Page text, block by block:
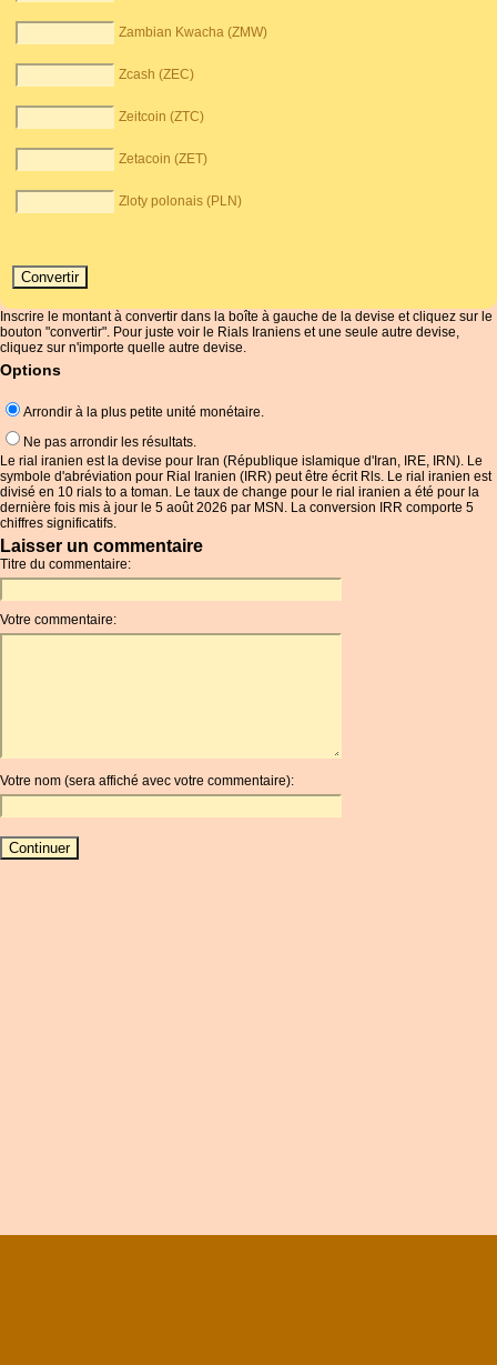
Zambian Kwacha (ZMW)
Zcash (ZEC)
Zeitcoin (ZTC)
Zetacoin (ZET)
Zloty polonais (PLN)
Inscrire le montant à convertir dans la boîte à gauche de la devise et cliquez sur le
bouton "convertir". Pour juste voir le Rials Iraniens et une seule autre devise,
cliquez sur n'importe quelle autre devise.
Options
Arrondir à la plus petite unité monétaire.
Ne pas arrondir les résultats.
Le rial iranien est la devise pour Iran (République islamique d'Iran, IRE, IRN). Le
symbole d'abréviation pour Rial Iranien (IRR) peut être écrit Rls. Le rial iranien est
divisé en 10 rials to a toman. Le taux de change pour le rial iranien a été pour la
dernière fois mis à jour le 5 août 2026 par MSN. La conversion IRR comporte 5
chiffres significatifs.
Laisser un commentaire
Titre du commentaire:
Votre commentaire:
Votre nom (sera affiché avec votre commentaire):